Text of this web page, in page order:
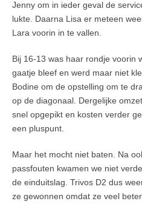
Jenny om in ieder geval de
lukte. Daarna Lisa er meteen
Lara voorin in te vallen.
Bij 16-13 was haar rondje voorin
gaatje bleef en werd maar niet
Bodine om de opstelling om te
op de diagonaal. Dergelijke
snel opgepikt en kosten verder
een pluspunt.
Maar het mocht niet baten. Na
passfouten kwamen we niet
de einduitslag. Trivos D2 dus
ze gewonnen omdat ze veel